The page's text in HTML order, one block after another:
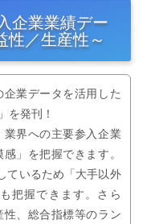
企業業績デー
性／生産性～
業データを活用した
を発刊！
界への主要参入企業
」を把握できます。
ているため「大手以外
把握できます。さら
、総合指標等のラン